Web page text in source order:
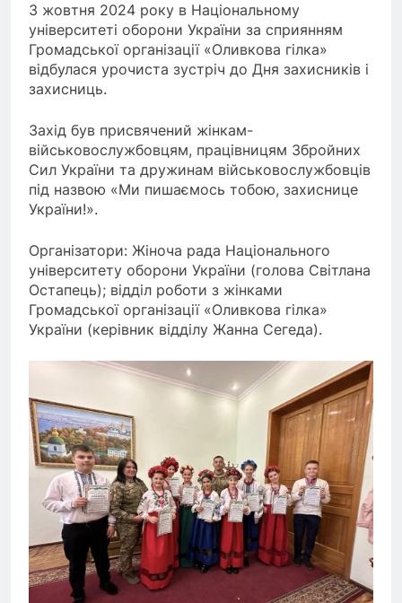
3 жовтня 2024 року в Національному
університеті оборони України за сприянням
Громадської організації «Оливкова гілка»
відбулася урочиста зустріч до Дня захисників і
захисниць.
Захід був присвячений жінкам-
військовослужбовцям, працівницям Збройних
Сил України та дружинам військовослужбовців
під назвою «Ми пишаємось тобою, захиснице
України!».
Організатори: Жіноча рада Національного
університету оборони України (голова Світлана
Остапець); відділ роботи з жінками
Громадської організації «Оливкова гілка»
України (керівник відділу Жанна Сегеда).